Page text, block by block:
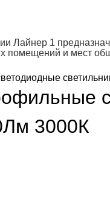
Лайнер 1
помещений и мест
3000К